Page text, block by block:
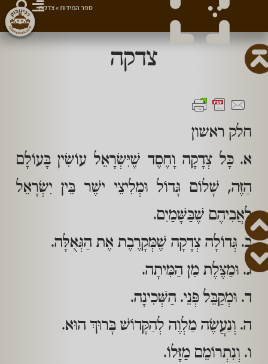
צדקה
חלק ראשון
א. כָּל צְדָקָה וָחֶסֶד שֶׁיִּשְׂרָאֵל עוֹשִׂין בָּעוֹלָם
הַזֶּה, שָׁלוֹם גָּדוֹל וּמְלִיצֵי ישֶׁר בֵּין יִשְׂרָאֵל
לַאֲבִיהֶם שֶׁבַּשָּׁמַיִם.
ב. גְּדוֹלָה צְדָקָה שֶׁמְּקָרֶבֶת אֶת הַגְּאֻלָּה.
ג. וּמַצֶּלֶת מִן הַמִּיתָה.
ד. וּמְקַבֵּל פְּנֵי. הַשְּׁכִינָה.
ה. וְנַעֲשֶׂה מַלְוֶה לְהַקָּדוֹשׁ בָּרוּךְ הוּא.
ו. וְנִתְרוֹמֵם מַזָּלוֹ.
ספר המידות»צדקה